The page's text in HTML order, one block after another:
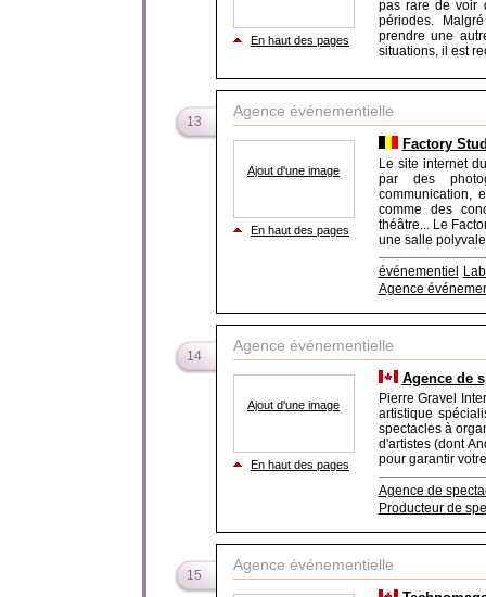
En haut des pages
pas rare de voir
périodes.
prendre une
situations, il est
13
Agence événementielle
Ajout d'une image
En haut des pages
Factory
Le site internet
par des
communication,
comme des
théâtre... Le
une salle
événementiel
Agence
14
Agence événementielle
Ajout d'une image
En haut des pages
Agence de
Pierre Gravel
artistique
spectacles à
d'artistes (dont
pour garantir
Agence de
Producteur de
15
Agence événementielle